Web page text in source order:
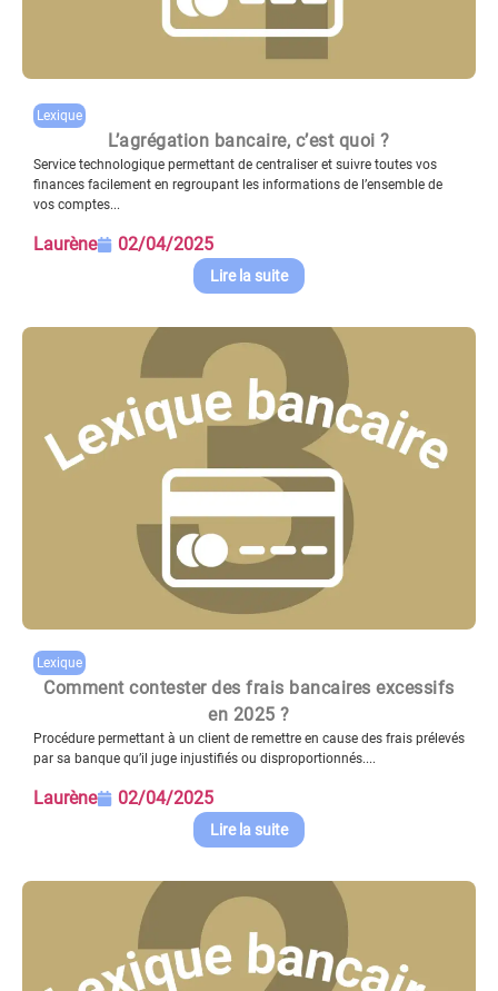
Lexique
L’agrégation bancaire, c’est quoi ?
Service technologique permettant de centraliser et suivre toutes vos
finances facilement en regroupant les informations de l’ensemble de
vos comptes...
Laurène 02/04/2025
Lire la suite
Lexique
Comment contester des frais bancaires excessifs
en 2025 ?
Procédure permettant à un client de remettre en cause des frais prélevés
par sa banque qu’il juge injustifiés ou disproportionnés....
Laurène 02/04/2025
Lire la suite